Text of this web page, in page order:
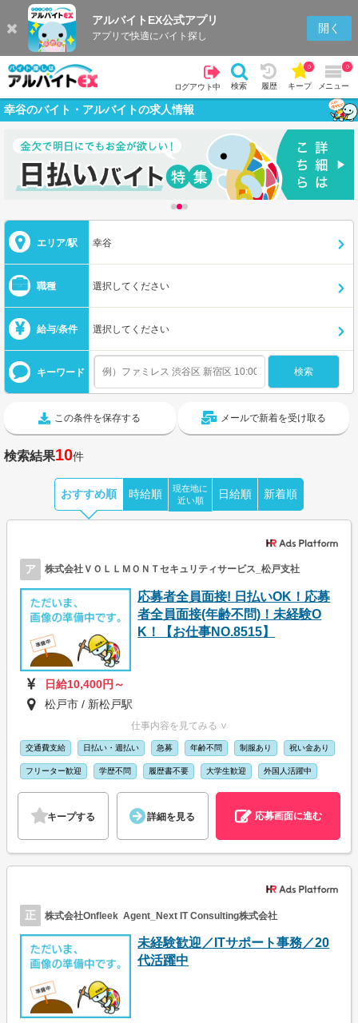
アルバイトEX公式アプリ
アプリで快適にバイト探し
開く
ログアウト中 検索 履歴 キープ
0
メニュー
0
幸谷のバイト・アルバイトの求人情報
エリア/駅 幸谷
職種 選択してください
給与/条件 選択してください
キーワード
この条件を保存する メールで新着を受け取る
検索結果10件
おすすめ順 時給順
現在地に
近い順
日給順 新着順
ア 株式会社ＶＯＬＬＭＯＮＴセキュリティサービス_松戸支社
応募者全員面接! 日払いOK！応募
者全員面接(年齢不問)！未経験O
K！【お仕事NO.8515】
日給10,400円～
松戸市 / 新松戸駅
仕事内容を見てみる ∨
交通費支給 日払い・週払い 急募 年齢不問 制服あり 祝い金あり
フリーター歓迎 学歴不問 履歴書不要 大学生歓迎 外国人活躍中
キープする 詳細を見る 応募画面に進む
正 株式会社Onfleek Agent_Next IT Consulting株式会社
未経験歓迎／ITサポート事務／20
代活躍中